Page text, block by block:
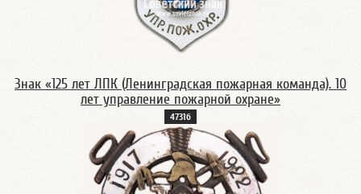
Знак «125 лет ЛПК (Ленинградская пожарная команда). 10
лет управление пожарной охране»
4731б